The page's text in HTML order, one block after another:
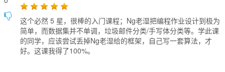
这个必然 5 星，很棒的入门课程；Ng老湿把编程作业设计到极为
简单，而数据集并不单调，垃圾邮件分类/手写体分类等。学此课
的同学，应该尝试丢掉Ng老湿给的框架，自己写一套算法，才
好。这课我得了100%。